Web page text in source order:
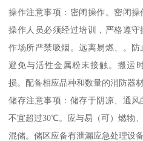
操作注意事项：密闭操作。密闭操
操作人员必须经过培训，严格遵
作场所严禁吸烟。远离易燃、。防
避免与活性金属粉末接触。搬运
损。配备相应品种和数量的消防器
储存注意事项：储存于阴凉、通
不宜超过30℃。应与易（可）燃物
混储。储区应备有泄漏应急处理设备